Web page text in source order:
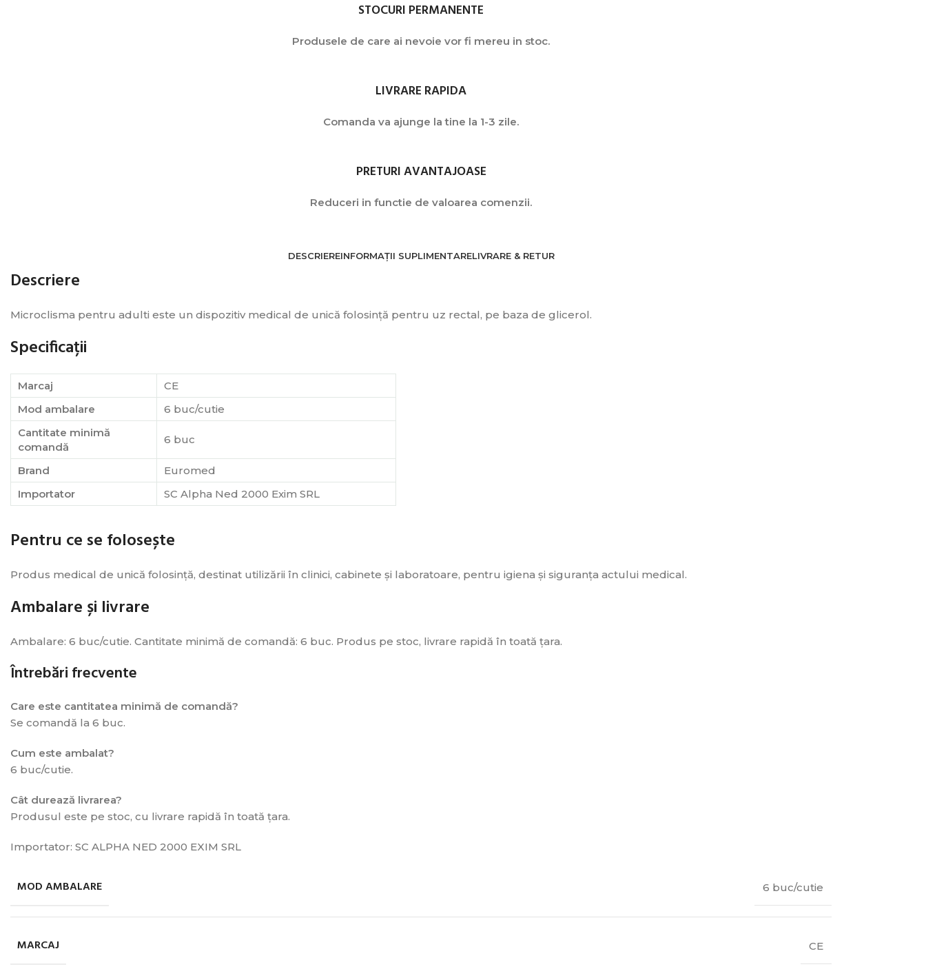
STOCURI PERMANENTE
Produsele de care ai nevoie vor fi mereu in stoc.
LIVRARE RAPIDA
Comanda va ajunge la tine la 1-3 zile.
PRETURI AVANTAJOASE
Reduceri in functie de valoarea comenzii.
DESCRIEREINFORMAȚII SUPLIMENTARELIVRARE & RETUR
Descriere
Microclisma pentru adulti este un dispozitiv medical de unică folosință pentru uz rectal, pe baza de glicerol.
Specificații
Marcaj
CE
Mod ambalare
6 buc/cutie
Cantitate minimă
comandă
6 buc
Brand
Euromed
Importator
SC Alpha Ned 2000 Exim SRL
Pentru ce se folosește
Produs medical de unică folosință, destinat utilizării în clinici, cabinete și laboratoare, pentru igiena și siguranța actului medical.
Ambalare și livrare
Ambalare: 6 buc/cutie. Cantitate minimă de comandă: 6 buc. Produs pe stoc, livrare rapidă în toată țara.
Întrebări frecvente
Care este cantitatea minimă de comandă?
Se comandă la 6 buc.
Cum este ambalat?
6 buc/cutie.
Cât durează livrarea?
Produsul este pe stoc, cu livrare rapidă în toată țara.
Importator: SC ALPHA NED 2000 EXIM SRL
MOD AMBALARE 6 buc/cutie
MARCAJ CE